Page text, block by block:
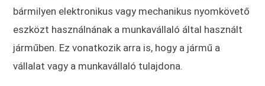
bármilyen elektronikus vagy mechanikus nyomkövető
eszközt használnának a munkavállaló által használt
járműben. Ez vonatkozik arra is, hogy a jármű a
vállalat vagy a munkavállaló tulajdona.